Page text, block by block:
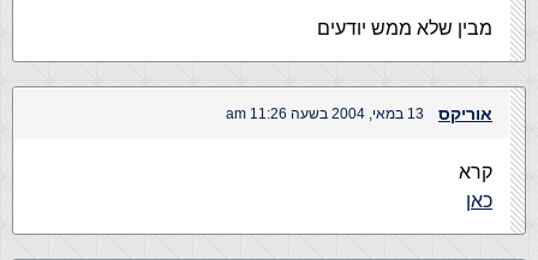
מבין שלא ממש יודעים
אוריקס 13 במאי, 2004 בשעה 11:26 am
קרא
כאן